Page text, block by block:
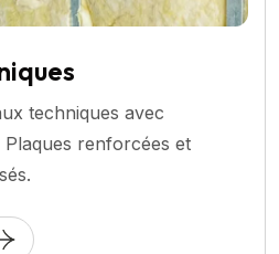
techniques avec
Plaques renforcées et